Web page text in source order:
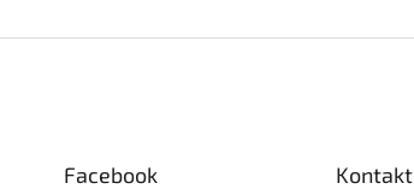
Facebook Kontakt